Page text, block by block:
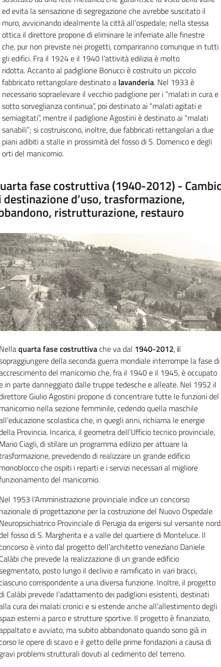
ed evita la sensazione di segregazione che avrebbe suscitato il
muro, avvicinando idealmente la città all’ospedale; nella stessa
ottica il direttore propone di eliminare le inferriate alle finestre
che, pur non previste nei progetti, compariranno comunque in tutti
gli edifici. Fra il 1924 e il 1940 l’attività edilizia è molto
ridotta.Accanto al padiglione Bonucci è costruito un piccolo
fabbricato rettangolare destinato a lavanderia. Nel 1933 è
necessario sopraelevare il vecchio padiglione per i “malati in cura e
sotto sorveglianza continua”, poi destinato ai “malati agitati e
semiagitati”, mentre il padiglione Agostini è destinato ai “malati
sanabili”; si costruiscono, inoltre, due fabbricati rettangolari a due
piani adibiti a stalle in prossimità del fosso di S. Domenico e degli
orti del manicomio.
fase costruttiva (1940-2012) -
destinazione d’uso, trasformazione,
ristrutturazione, restauro
quarta fase costruttivache va dal 1940-2012, il
della seconda guerra mondiale interrompe la fase di
del manicomio che, fra il 1940 e il 1945, è occupato
in parte danneggiato dalle truppe tedesche e alleate. Nel 1952 il
Giulio Agostini propone di concentrare tutte le funzioni del
nella sezione femminile, cedendo quella maschile
scolastica che, in quegli anni, richiama le energie
Provincia. Incarica, il geometra dell’Ufficio tecnico provinciale,
Ciagli, di stilare un programma edilizio per attuare la
prevedendo di realizzare un grande edificio
che ospiti i reparti e i servizi necessari al migliore
del manicomio.
1953 l’Amministrazione provinciale indìce un concorso
di progettazione per la costruzione del Nuovo Ospedale
Provinciale di Perugia da erigersi sul versante nord
fosso di S. Margherita e a valle del quartiere di Monteluce. Il
è vinto dal progetto dell’architetto veneziano Daniele
che prevede la realizzazione di un grande edificio
posto lungo il declivio e ramificato in vari bracci,
corrispondente a una diversa funzione. Inoltre, il progetto
Calàbi prevede l’adattamento dei padiglioni esistenti, destinati
cura dei malati cronici e si estende anche all’allestimento degli
esterni a parco e strutture sportive. Il progetto è finanziato,
e avviato, ma subito abbandonato quando sono già in
le opere di scavo e il getto delle prime fondazioni a causa di
problemi strutturali dovuti al cedimento del terreno.